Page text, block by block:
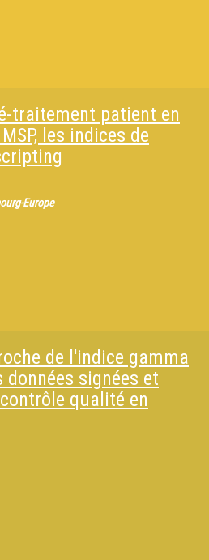
traitement patient en
les indices de
Europe
de l'indice gamma
données signées et
qualité en